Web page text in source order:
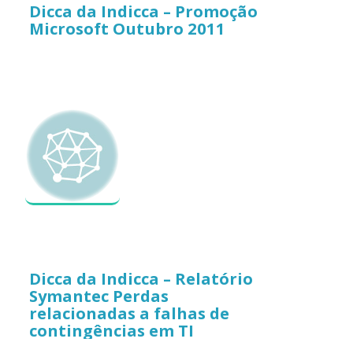
Dicca da Indicca – Promoção
Microsoft Outubro 2011
Dicca da Indicca – Relatório
Symantec Perdas
relacionadas a falhas de
contingências em TI